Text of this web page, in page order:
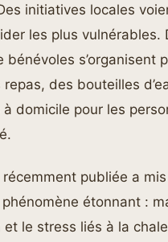
initiatives locales
les plus vulnérables.
bénévoles s’organisent
des bouteilles
domicile pour les
publiée a
étonnant :
et le stress liés à la